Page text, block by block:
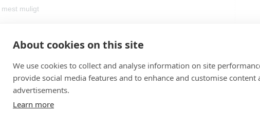
muligt
på samtlige pladser, så alle kan
About cookies on this site
We use cookies to collect and analyse information on site
provide social media features and to enhance and customise content
advertisements.
Learn more